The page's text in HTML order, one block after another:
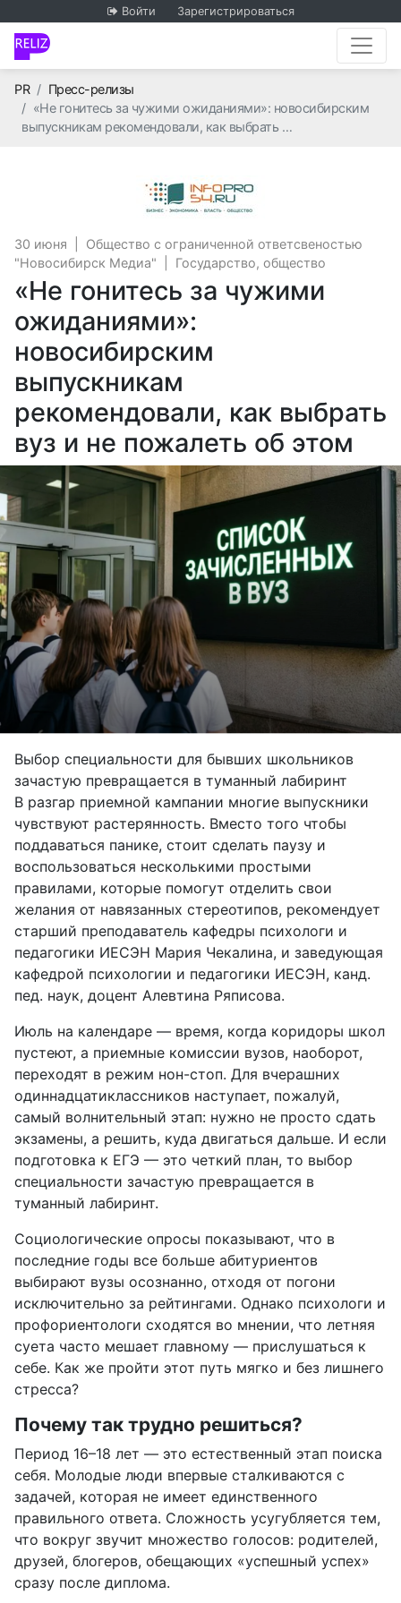
Войти Зарегистрироваться
PRГлавная
Пресс-релизы
«Не гонитесь за чужими ожиданиями»: новосибирским
выпускникам рекомендовали, как выбрать …
30 июня
Общество с ограниченной ответсвеностью
"Новосибирск Медиа"
Государство, общество
«Не гонитесь за чужими
ожиданиями»:
новосибирским
выпускникам
рекомендовали, как выбрать
вуз и не пожалеть об этом
Выбор специальности для бывших школьников
зачастую превращается в туманный лабиринт
В разгар приемной кампании многие выпускники
чувствуют растерянность. Вместо того чтобы
поддаваться панике, стоит сделать паузу и
воспользоваться несколькими простыми
правилами, которые помогут отделить свои
желания от навязанных стереотипов, рекомендует
старший преподаватель кафедры психологи и
педагогики ИЕСЭН Мария Чекалина, и заведующая
кафедрой психологии и педагогики ИЕСЭН, канд.
пед. наук, доцент Алевтина Ряписова.
Июль на календаре — время, когда коридоры школ
пустеют, а приемные комиссии вузов, наоборот,
переходят в режим нон-стоп. Для вчерашних
одиннадцатиклассников наступает, пожалуй,
самый волнительный этап: нужно не просто сдать
экзамены, а решить, куда двигаться дальше. И если
подготовка к ЕГЭ — это четкий план, то выбор
специальности зачастую превращается в
туманный лабиринт.
Социологические опросы показывают, что в
последние годы все больше абитуриентов
выбирают вузы осознанно, отходя от погони
исключительно за рейтингами. Однако психологи и
профориентологи сходятся во мнении, что летняя
суета часто мешает главному — прислушаться к
себе. Как же пройти этот путь мягко и без лишнего
стресса?
Почему так трудно решиться?
Период 16–18 лет — это естественный этап поиска
себя. Молодые люди впервые сталкиваются с
задачей, которая не имеет единственного
правильного ответа. Сложность усугубляется тем,
что вокруг звучит множество голосов: родителей,
друзей, блогеров, обещающих «успешный успех»
сразу после диплома.